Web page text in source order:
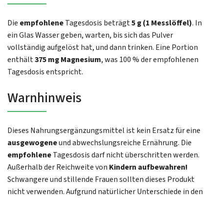
Die empfohleneTagesdosis beträgt5 g (1 Messlöffel). In
ein Glas Wasser geben, warten, bis sich das Pulver
vollständig aufgelöst hat, und dann trinken. Eine Portion
enthält375 mg Magnesium, was 100 % der empfohlenen
Tagesdosis entspricht.
Warnhinweis
Dieses Nahrungsergänzungsmittel ist kein Ersatz für eine
ausgewogeneund abwechslungsreiche Ernährung. Die
empfohleneTagesdosis darf nicht überschritten werden.
Außerhalb der Reichweite von Kindern aufbewahren!
Schwangere und stillende Frauen sollten dieses Produkt
nicht verwenden. Aufgrund natürlicher Unterschiede in den